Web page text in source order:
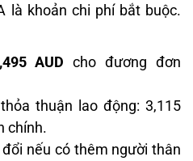
là khoản chi phí bắt buộc.
AUD cho đương đơn
thuận lao động: 3,115
chính.
nếu có thêm người thân